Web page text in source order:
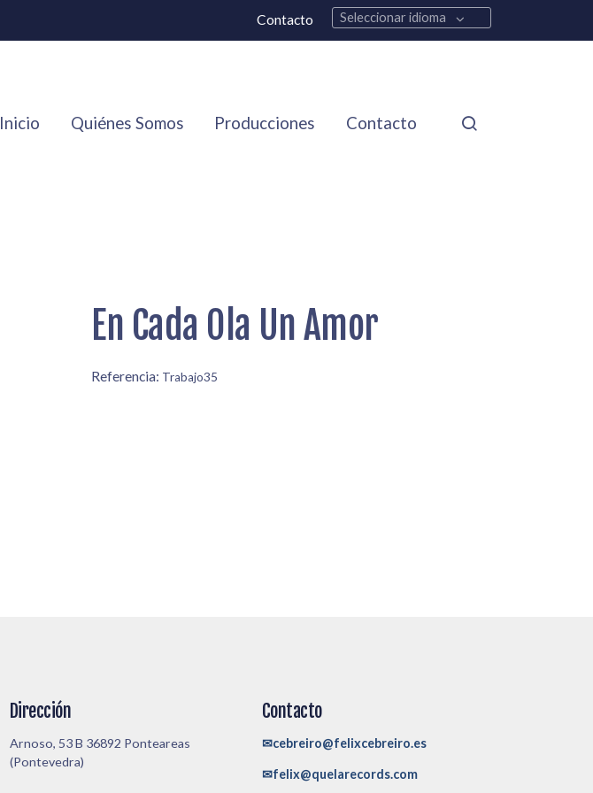
Contacto Seleccionar idioma
Inicio Quiénes Somos Producciones Contacto
En Cada Ola Un Amor
Referencia: Trabajo35
Dirección
Arnoso, 53 B 36892 Ponteareas
(Pontevedra)
Contacto
✉cebreiro@felixcebreiro.es
✉felix@quelarecords.com